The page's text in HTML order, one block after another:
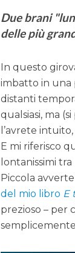
Due brani
delle più
In questo
imbatto in una
distanti
qualsiasi, ma
l’avrete
E mi riferisco
lontanissimi
Piccola
del mio libro E
prezioso – per